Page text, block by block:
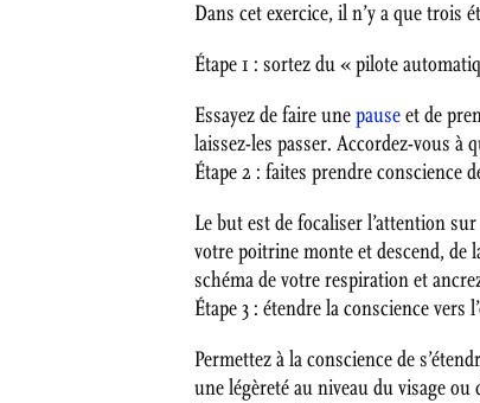
Dans cet exercice, il n’y a que trois
Étape 1 : sortez du « pilote
Essayez de faire unepauseet de
laissez-les passer. Accordez-vous à
Étape 2 : faites prendre conscience
Le but est de focaliser l’attention
votre poitrine monte et descend, de
schéma de votre respiration et
Étape 3 : étendre la conscience vers
Permettez à la conscience de
une légèreté au niveau du visage